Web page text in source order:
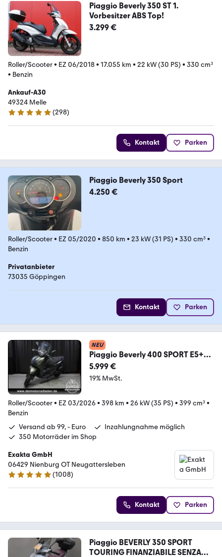
Piaggio Beverly 350 ST 1.
Vorbesitzer ABS Top!
3.299 €
Roller/Scooter• EZ 06/2018• 17.055 km • 22 kW (30 PS) • 330 cm³
• Benzin
Ankauf-A30
49324 Melle
4.8 Sterne
(298)
Kontakt Parken
Piaggio Beverly 350 Sport
4.250 €
Roller/Scooter• EZ 05/2020 • 850 km • 23 kW (31 PS) • 330 cm³•
Benzin
Privatanbieter
73035 Göppingen
Kontakt Parken
NEU
Piaggio Beverly 400 SPORT E5+
GREEN // VORFÜHRER //
5.999 €
19% MwSt.
Roller/Scooter• EZ 03/2026• 398 km • 26 kW (35 PS) • 399 cm³•
Benzin
Versand ab 99, - Euro
Inzahlungnahme möglich
350 Motorräder im Shop
Exakta GmbH
06429 Nienburg OT Neugattersleben
4.8 Sterne
(1008)
Kontakt Parken
Piaggio BEVERLY 350 SPORT
TOURING FINANZIABILE SENZA